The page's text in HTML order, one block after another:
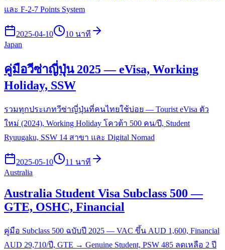
และ F-2-7 Points System
2025-04-10
10 นาที
Japan
คู่มือวีซ่าญี่ปุ่น 2025 — eVisa, Working
Holiday, SSW
รวมทุกประเภทวีซ่าญี่ปุ่นที่คนไทยใช้บ่อย — Tourist eVisa ตัว
ใหม่ (2024), Working Holiday โควต้า 500 คน/ปี, Student
Ryuugaku, SSW 14 สาขา และ Digital Nomad
2025-05-10
11 นาที
Australia
Australia Student Visa Subclass 500 —
GTE, OSHC, Financial
คู่มือ Subclass 500 ฉบับปี 2025 — VAC ขึ้น AUD 1,600, Financial
AUD 29,710/ปี, GTE → Genuine Student, PSW 485 ลดเหลือ 2 ปี